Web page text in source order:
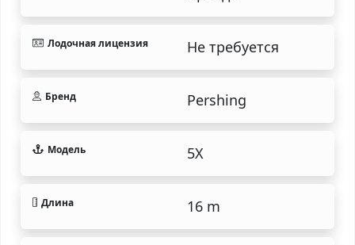
Лодочная лицензия Не требуется
Бренд Pershing
Модель 5X
Длина 16 m